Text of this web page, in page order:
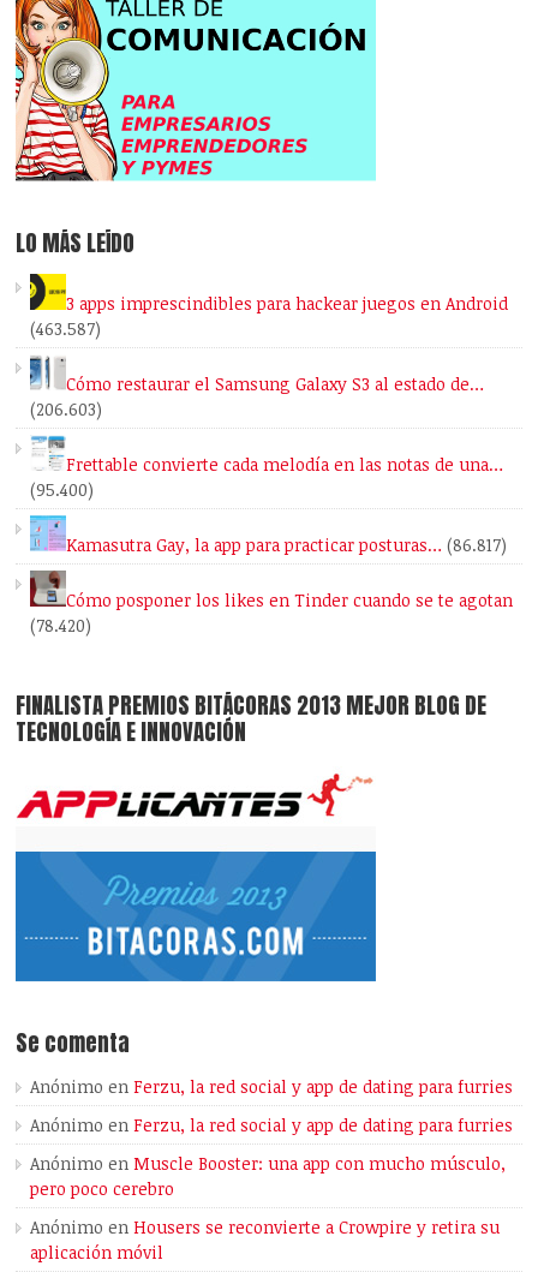
LO MÁS LEÍDO
3 apps imprescindibles para hackear juegos en Android
(463.587)
Cómo restaurar el Samsung Galaxy S3 al estado de…
(206.603)
Frettable convierte cada melodía en las notas de una…
(95.400)
Kamasutra Gay, la app para practicar posturas… (86.817)
Cómo posponer los likes en Tinder cuando se te agotan
(78.420)
FINALISTA PREMIOS BITÁCORAS 2013 MEJOR BLOG DE
TECNOLOGÍA E INNOVACIÓN
Se comenta
Anónimo enFerzu, la red social y app de dating para furries
Anónimo enFerzu, la red social y app de dating para furries
Anónimo enMuscle Booster: una app con mucho músculo,
pero poco cerebro
Anónimo enHousers se reconvierte a Crowpire y retira su
aplicación móvil